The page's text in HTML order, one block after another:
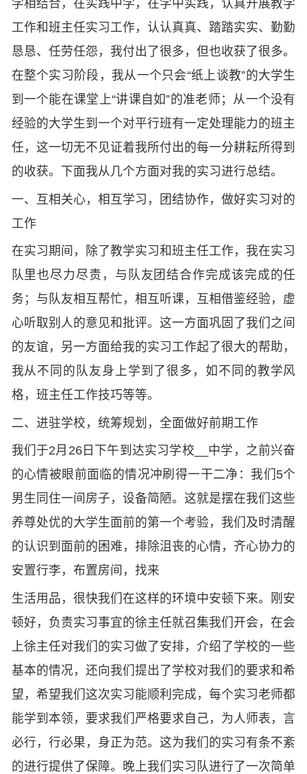
学相结合，在实践中学，在学中实践，认真开展教学
工作和班主任实习工作，认认真真、踏踏实实、勤勤
恳恳、任劳任怨，我付出了很多，但也收获了很多。
在整个实习阶段，我从一个只会“纸上谈教”的大学生
到一个能在课堂上“讲课自如”的准老师；从一个没有
经验的大学生到一个对平行班有一定处理能力的班主
任，这一切无不见证着我所付出的每一分耕耘所得到
的收获。下面我从几个方面对我的实习进行总结。
一、互相关心，相互学习，团结协作，做好实习对的
工作
在实习期间，除了教学实习和班主任工作，我在实习
队里也尽力尽责，与队友团结合作完成该完成的任
务；与队友相互帮忙，相互听课，互相借鉴经验，虚
心听取别人的意见和批评。这一方面巩固了我们之间
的友谊，另一方面给我的实习工作起了很大的帮助，
我从不同的队友身上学到了很多，如不同的教学风
格，班主任工作技巧等等。
二、进驻学校，统筹规划，全面做好前期工作
我们于2月26日下午到达实习学校__中学，之前兴奋
的心情被眼前面临的情况冲刷得一干二净：我们5个
男生同住一间房子，设备简陋。这就是摆在我们这些
养尊处优的大学生面前的第一个考验，我们及时清醒
的认识到面前的困难，排除沮丧的心情，齐心协力的
安置行李，布置房间，找来
生活用品，很快我们在这样的环境中安顿下来。刚安
顿好，负责实习事宜的徐主任就召集我们开会，在会
上徐主任对我们的实习做了安排，介绍了学校的一些
基本的情况，还向我们提出了学校对我们的要求和希
望，希望我们这次实习能顺利完成，每个实习老师都
能学到本领，要求我们严格要求自己，为人师表，言
必行，行必果，身正为范。这为我们的实习有条不紊
的进行提供了保障。晚上我们实习队进行了一次简单